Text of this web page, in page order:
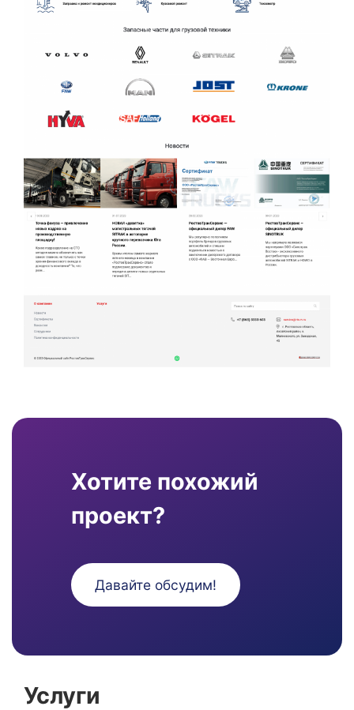
Хотите похожий
проект?
Давайте обсудим!
Услуги